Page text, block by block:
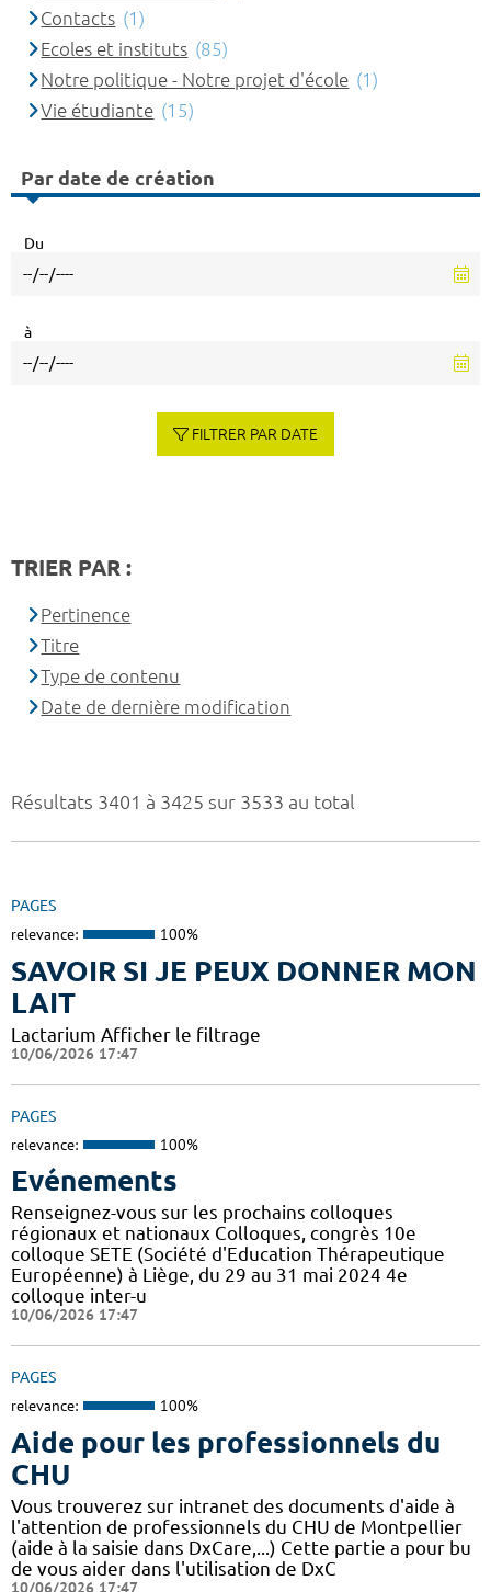
Résultats 3401 à 3425 sur 3533 au total
PAGES
relevance: 100%
SAVOIR SI JE PEUX DONNER MON
LAIT
Lactarium Afficher le filtrage
10/06/2026 17:47
PAGES
relevance: 100%
Evénements
Renseignez-vous sur les prochains colloques
régionaux et nationaux Colloques, congrès 10e
colloque SETE (Société d'Education Thérapeutique
Européenne) à Liège, du 29 au 31 mai 2024 4e
colloque inter-u
10/06/2026 17:47
PAGES
relevance: 100%
Aide pour les professionnels du
CHU
Vous trouverez sur intranet des documents d'aide à
l'attention de professionnels du CHU de Montpellier
(aide à la saisie dans DxCare,...) Cette partie a pour bu
de vous aider dans l'utilisation de DxC
10/06/2026 17:47
Contacts (1)
Ecoles et instituts (85)
Notre politique - Notre projet d'école (1)
Vie étudiante (15)
Par date de création
Du
à
FILTRER PAR DATE
TRIER PAR :
Pertinence
Titre
Type de contenu
Date de dernière modification